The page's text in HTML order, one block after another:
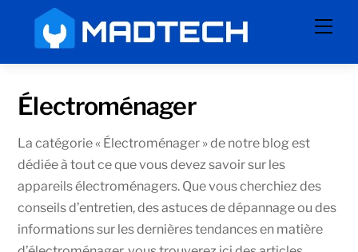
content
Électroménager
La catégorie « Électroménager » de notre blog est
dédiée à tout ce que vous devez savoir sur les
appareils électroménagers. Que vous cherchiez des
conseils d’entretien, des astuces de dépannage ou des
informations sur les dernières tendances en matière